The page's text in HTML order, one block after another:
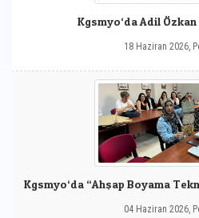
Kgsmyo‘da Adil
18 Haziran 2026,
Kgsmyo‘da “Ahşap Boyama
04 Haziran 2026,